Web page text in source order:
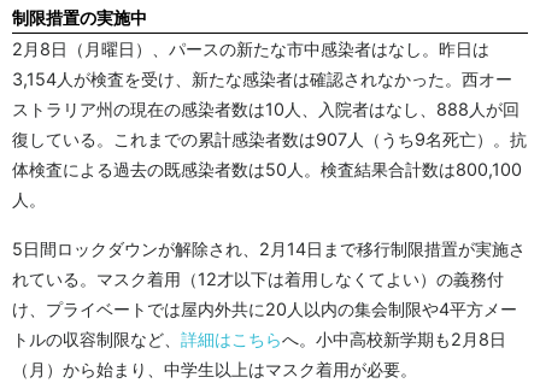
制限措置の実施中
2月8日（月曜日）、パースの新たな市中感染者はなし。昨日は
3,154人が検査を受け、新たな感染者は確認されなかった。西オー
ストラリア州の現在の感染者数は10人、入院者はなし、888人が回
復している。これまでの累計感染者数は907人（うち9名死亡）。抗
体検査による過去の既感染者数は50人。検査結果合計数は800,100
人。
5日間ロックダウンが解除され、2月14日まで移行制限措置が実施さ
れている。マスク着用（12才以下は着用しなくてよい）の義務付
け、プライベートでは屋内外共に20人以内の集会制限や4平方メー
トルの収容制限など、 詳細はこちらへ。小中高校新学期も2月8日
（月）から始まり、中学生以上はマスク着用が必要。